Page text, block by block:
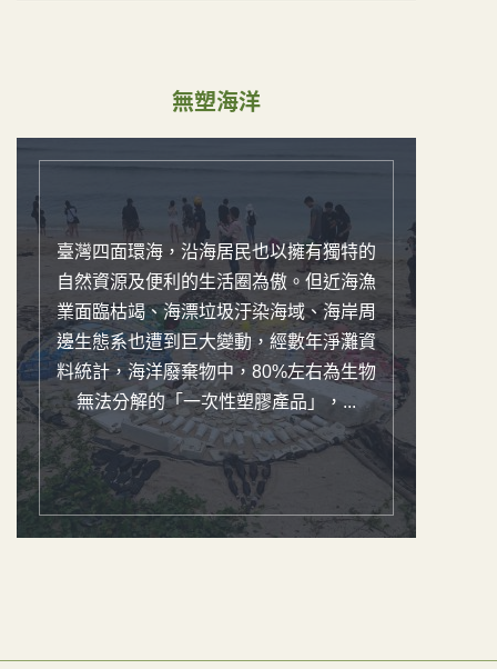
無塑海洋
臺灣四面環海，沿海居民也以擁有獨特的
自然資源及便利的生活圈為傲。但近海漁
業面臨枯竭、海漂垃圾汙染海域、海岸周
邊生態系也遭到巨大變動，經數年淨灘資
料統計，海洋廢棄物中，80%左右為生物
無法分解的「一次性塑膠產品」，...